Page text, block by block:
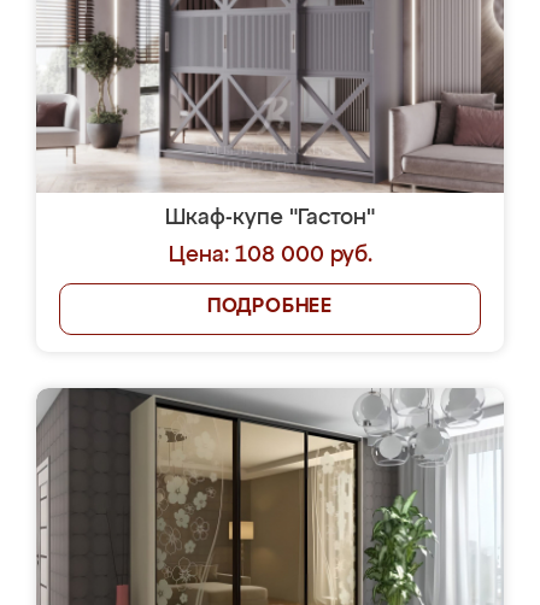
Шкаф-купе "Гастон"
Цена: 108 000 руб.
ПОДРОБНЕЕ